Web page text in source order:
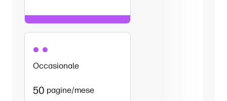
Occasionale
50 pagine/mese